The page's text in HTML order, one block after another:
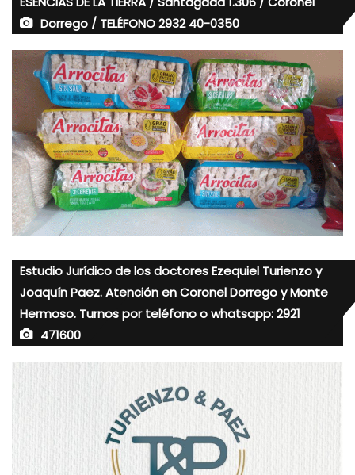
Dorrego / TELÉFONO 2932 40-0350
Estudio Jurídico de los doctores Ezequiel Turienzo y
Joaquín Paez. Atención en Coronel Dorrego y Monte
Hermoso. Turnos por teléfono o whatsapp: 2921
471600